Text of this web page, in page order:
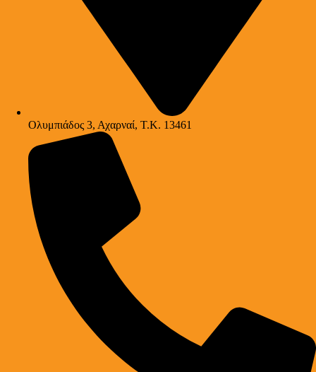
Ολυμπιάδος 3, Αχαρναί, Τ.Κ. 13461